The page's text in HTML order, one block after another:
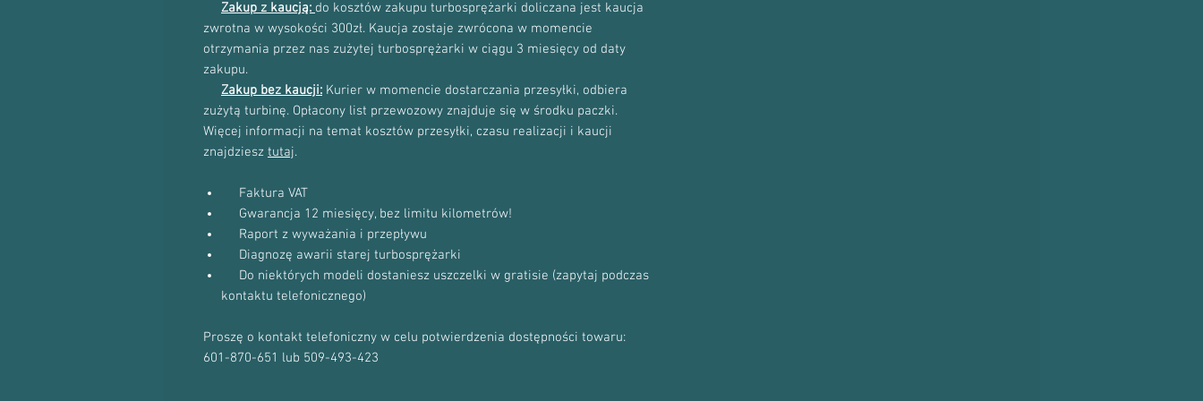
Zakup z kaucją: do kosztów zakupu turbosprężarki doliczana jest kaucja
zwrotna w wysokości 300zł. Kaucja zostaje zwrócona w momencie
otrzymania przez nas zużytej turbosprężarki w ciągu 3 miesięcy od daty
zakupu.
Zakup bez kaucji: Kurier w momencie dostarczania przesyłki, odbiera
zużytą turbinę. Opłacony list przewozowy znajduje się w środku paczki.
Więcej informacji na temat kosztów przesyłki, czasu realizacji i kaucji
znajdziesz tutaj.
Faktura VAT
Gwarancja 12 miesięcy, bez limitu kilometrów!
Raport z wyważania i przepływu
Diagnozę awarii starej turbosprężarki
Do niektórych modeli dostaniesz uszczelki w gratisie (zapytaj podczas
kontaktu telefonicznego)
Proszę o kontakt telefoniczny w celu potwierdzenia dostępności towaru:
601-870-651 lub 509-493-423